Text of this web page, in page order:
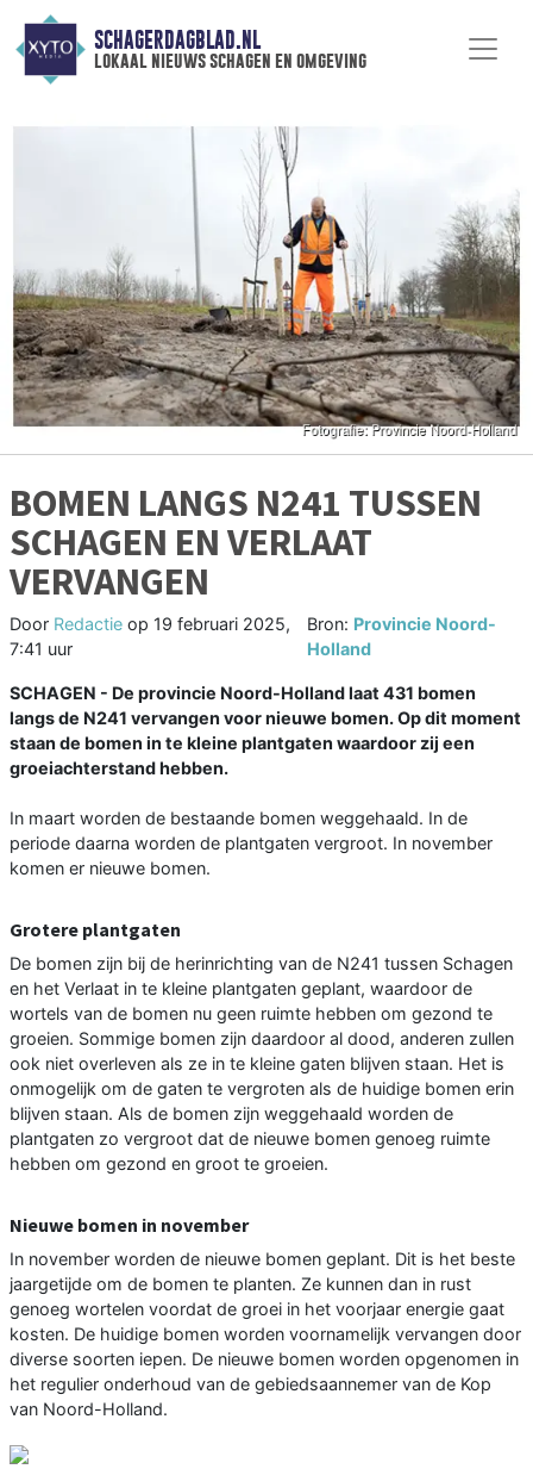
SCHAGERDAGBLAD.NL
lokaal nieuws schagen en omgeving
BOMEN LANGS N241 TUSSEN
SCHAGEN EN VERLAAT
VERVANGEN
Door Redactie op 19 februari 2025,
7:41 uur
Bron: Provincie Noord-
Holland
SCHAGEN - De provincie Noord-Holland laat 431 bomen
langs de N241 vervangen voor nieuwe bomen. Op dit moment
staan de bomen in te kleine plantgaten waardoor zij een
groeiachterstand hebben.
In maart worden de bestaande bomen weggehaald. In de
periode daarna worden de plantgaten vergroot. In november
komen er nieuwe bomen.
Grotere plantgaten
De bomen zijn bij de herinrichting van de N241 tussen Schagen
en het Verlaat in te kleine plantgaten geplant, waardoor de
wortels van de bomen nu geen ruimte hebben om gezond te
groeien. Sommige bomen zijn daardoor al dood, anderen zullen
ook niet overleven als ze in te kleine gaten blijven staan. Het is
onmogelijk om de gaten te vergroten als de huidige bomen erin
blijven staan. Als de bomen zijn weggehaald worden de
plantgaten zo vergroot dat de nieuwe bomen genoeg ruimte
hebben om gezond en groot te groeien.
Nieuwe bomen in november
In november worden de nieuwe bomen geplant. Dit is het beste
jaargetijde om de bomen te planten. Ze kunnen dan in rust
genoeg wortelen voordat de groei in het voorjaar energie gaat
kosten. De huidige bomen worden voornamelijk vervangen door
diverse soorten iepen. De nieuwe bomen worden opgenomen in
het regulier onderhoud van de gebiedsaannemer van de Kop
van Noord-Holland.